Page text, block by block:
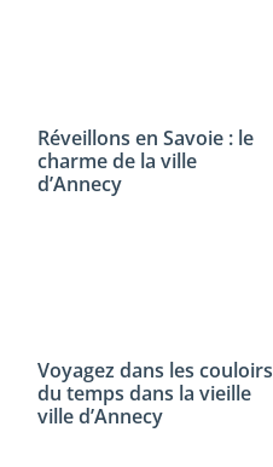
Réveillons en Savoie : le
charme de la ville
d’Annecy
Voyagez dans les couloirs
du temps dans la vieille
ville d’Annecy